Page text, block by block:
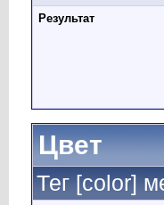
Результат
Цвет
Тег [color]